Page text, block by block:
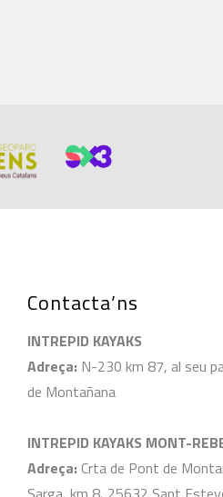
Contacta’ns
INTREPID KAYAKS
Adreça: N-230 km 87, al seu
de Montañana
INTREPID KAYAKS MONT-
Adreça: Crta de Pont de